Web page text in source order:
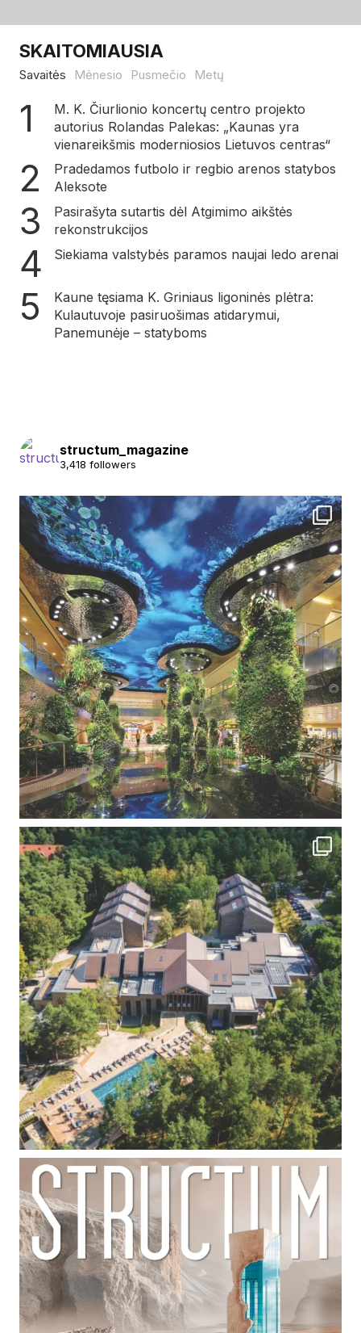
SKAITOMIAUSIA
Savaitės Mėnesio Pusmečio Metų
M. K. Čiurlionio koncertų centro projekto
autorius Rolandas Palekas: „Kaunas yra
vienareikšmis moderniosios Lietuvos centras“
Pradedamos futbolo ir regbio arenos statybos
Aleksote
Pasirašyta sutartis dėl Atgimimo aikštės
rekonstrukcijos
Siekiama valstybės paramos naujai ledo arenai
Kaune tęsiama K. Griniaus ligoninės plėtra:
Kulautuvoje pasiruošimas atidarymui,
Panemunėje – statyboms
structum_magazine
3,418 followers